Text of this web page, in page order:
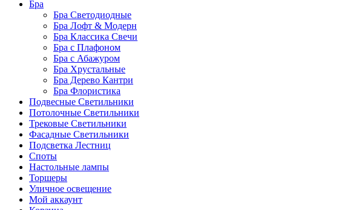
Бра
Бра Светодиодные
Бра Лофт & Модерн
Бра Классика Свечи
Бра с Плафоном
Бра с Абажуром
Бра Хрустальные
Бра Дерево Кантри
Бра Флористика
Подвесные Светильники
Потолочные Светильники
Трековые Светильники
Фасадные Светильники
Подсветка Лестниц
Споты
Настольные лампы
Торшеры
Уличное освещение
Мой аккаунт